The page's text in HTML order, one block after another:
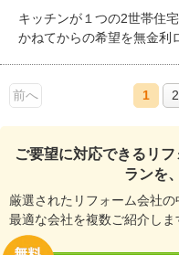
キッチンが１つの2世帯住
かねてからの希望を無金利
前へ 1 2
ご要望に対応できるリ
ランを
厳選されたリフォーム会社
最適な会社を複数ご紹介しま